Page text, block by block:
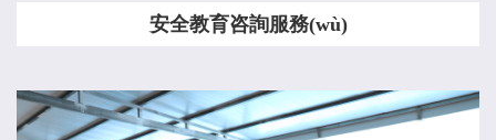
安全教育咨詢服務(wù)